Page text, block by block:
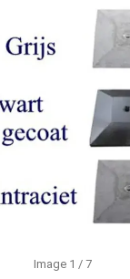
Image 1 / 7